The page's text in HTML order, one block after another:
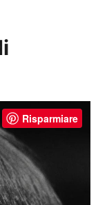
Risparmiare